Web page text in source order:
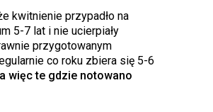
kwitnienie przypadło na
5-7 lat i nie ucierpiały
przygotowanym
co roku zbiera się 5-6
więc te gdzie notowano